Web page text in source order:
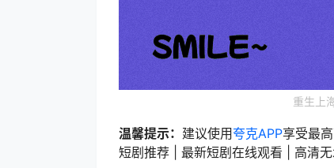
重生上
温馨提示： 建议使用夸克APP享受最
短剧推荐 | 最新短剧在线观看 | 高清